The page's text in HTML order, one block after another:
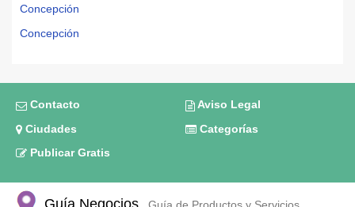
Concepción
Concepción
Contacto
Aviso Legal
Ciudades
Categorías
Publicar Gratis